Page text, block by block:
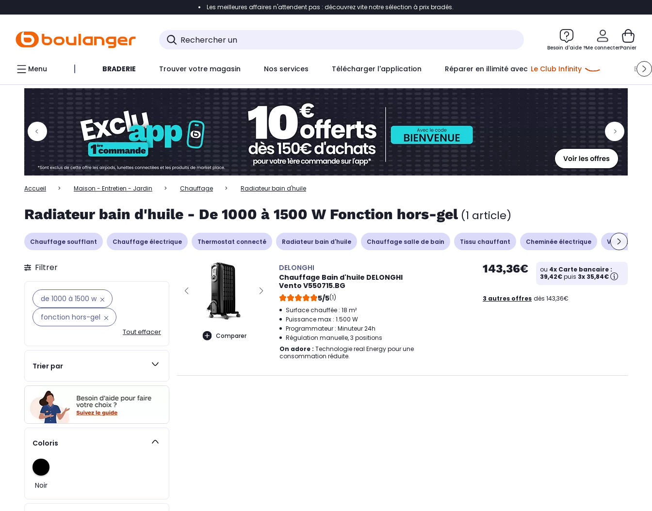
Accéder directement à la liste des produits Accéder directement au contenu
Accéder directement au chatbot
Les meilleures affaires n'attendent pas : découvrez vite notre sélection à prix bradés.
Besoin d'aide ?Me connecter
Me connecter
Nouveau clientCréer mon compte
ou me connecter avec
Panier
Menu BRADERIE Trouver votre magasin Nos services Télécharger l'application Réparer en illimité avec Le Club Infinity
Accueil Maison - Entretien - Jardin Chauffage Radiateur bain d'huile
Radiateur bain d'huile - De 1000 à 1500 W Fonction hors-gel (1 article)
Chauffage soufflant Chauffage électrique Thermostat connecté Radiateur bain d'huile Chauffage salle de bain Tissu chauffant Cheminée électrique Ventilation -
Filtrer
de 1000 à 1500 w
fonction hors-gel
Tout effacer
Trier par
Coloris
Noir
Comparer
DELONGHI
Chauffage Bain d'huile DELONGHI
Vento V550715.BG
5/5(1)
Surface chauffée : 18 m²
Puissance max : 1.500 W
Programmateur : Minuteur 24h
Régulation manuelle, 3 positions
On adore : Technologie real Energy pour une
consommation réduite.
143,36€ ou 4x Carte bancaire :
39,42€puis 3x 35,84€
3 autres offres dès 143,36€